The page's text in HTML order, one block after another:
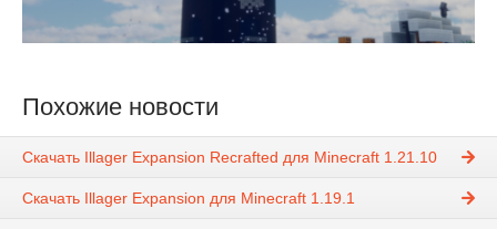
Похожие новости
Скачать Illager Expansion Recrafted для Minecraft 1.21.10
Скачать Illager Expansion для Minecraft 1.19.1